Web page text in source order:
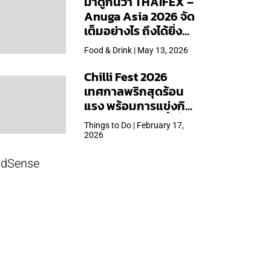
Anuga Asia 2026 จัด
เต็มอย่างไร ถึงได้ยิ่ง
ใหญ่สุดเท่าที่เคยจัดมา
Food & Drink | May 13, 2026
Chilli Fest 2026
เทศกาลพริกสุดร้อน
แรง พร้อมการแข่งกิน
พริก จัด 28 มี.ค.นี้ ที่โรง
แรมคิมป์ตัน มาลัยฯ
Things to Do | February 17,
2026